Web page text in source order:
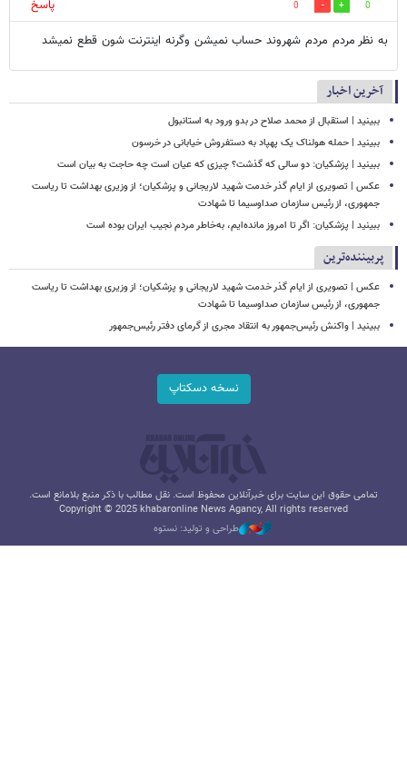
0
0
پاسخ
به نظر مردم مردم شهروند حساب نمیشن وگرنه اینترنت شون قطع نمیشد
آخرین اخبار
ببینید | استقبال از محمد صلاح در بدو ورود به استانبول
ببینید | حمله هولناک یک پهپاد به دستفروش خیابانی در خرسون
ببینید | پزشکیان: دو سالی که گذشت؟ چیزی که عیان است چه حاجت به بیان است
عکس | تصویری از ایام گذر خدمت شهید لاریجانی و پزشکیان؛ از وزیری بهداشت تا ریاست
جمهوری، از رئیس سازمان صداوسیما تا شهادت
ببینید | پزشکیان: اگر تا امروز مانده‌ایم، به‌خاطر مردم نجیب ایران بوده است
پربیننده‌ترین
عکس | تصویری از ایام گذر خدمت شهید لاریجانی و پزشکیان؛ از وزیری بهداشت تا ریاست
جمهوری، از رئیس سازمان صداوسیما تا شهادت
ببینید | واکنش رئیس‌جمهور به انتقاد مجری از گرمای دفتر رئیس‌جمهور
نسخه دسکتاپ
تمامی حقوق این سایت برای خبرآنلاین محفوظ است. نقل مطالب با ذکر منبع بلامانع است.
Copyright © 2025 khabaronline News Agancy, All rights reserved
طراحی و تولید: نستوه